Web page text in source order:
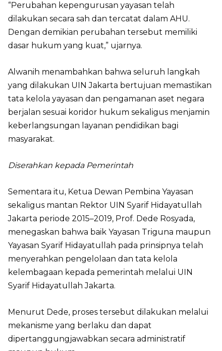
“Perubahan kepengurusan yayasan telah
dilakukan secara sah dan tercatat dalam AHU.
Dengan demikian perubahan tersebut memiliki
dasar hukum yang kuat,” ujarnya.
Alwanih menambahkan bahwa seluruh langkah
yang dilakukan UIN Jakarta bertujuan memastikan
tata kelola yayasan dan pengamanan aset negara
berjalan sesuai koridor hukum sekaligus menjamin
keberlangsungan layanan pendidikan bagi
masyarakat.
Diserahkan kepada Pemerintah
Sementara itu, Ketua Dewan Pembina Yayasan
sekaligus mantan Rektor UIN Syarif Hidayatullah
Jakarta periode 2015–2019, Prof. Dede Rosyada,
menegaskan bahwa baik Yayasan Triguna maupun
Yayasan Syarif Hidayatullah pada prinsipnya telah
menyerahkan pengelolaan dan tata kelola
kelembagaan kepada pemerintah melalui UIN
Syarif Hidayatullah Jakarta.
Menurut Dede, proses tersebut dilakukan melalui
mekanisme yang berlaku dan dapat
dipertanggungjawabkan secara administratif